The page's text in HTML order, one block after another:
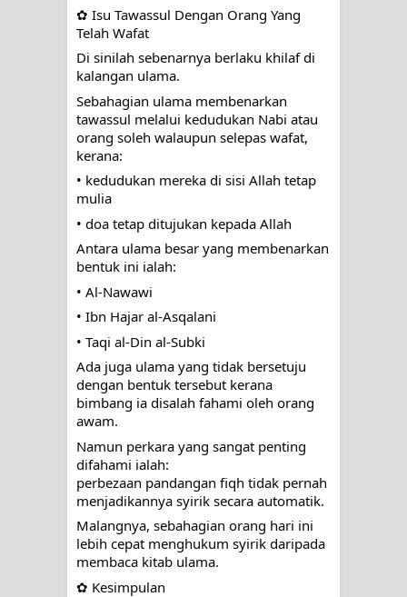
✿ Isu Tawassul Dengan Orang Yang
Telah Wafat
Di sinilah sebenarnya berlaku khilaf di
kalangan ulama.
Sebahagian ulama membenarkan
tawassul melalui kedudukan Nabi atau
orang soleh walaupun selepas wafat,
kerana:
• kedudukan mereka di sisi Allah tetap
mulia
• doa tetap ditujukan kepada Allah
Antara ulama besar yang membenarkan
bentuk ini ialah:
• Al-Nawawi
• Ibn Hajar al-Asqalani
• Taqi al-Din al-Subki
Ada juga ulama yang tidak bersetuju
dengan bentuk tersebut kerana
bimbang ia disalah fahami oleh orang
awam.
Namun perkara yang sangat penting
difahami ialah:
perbezaan pandangan fiqh tidak pernah
menjadikannya syirik secara automatik.
Malangnya, sebahagian orang hari ini
lebih cepat menghukum syirik daripada
membaca kitab ulama.
✿ Kesimpulan